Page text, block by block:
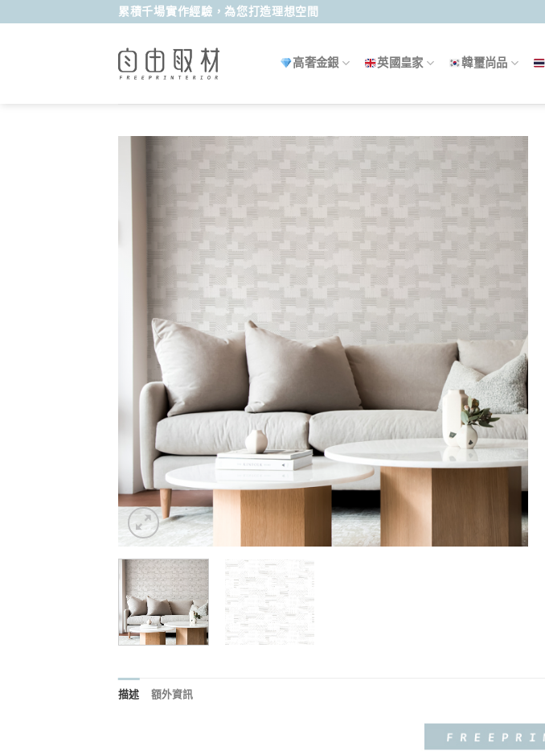
累積千場實作經驗，為您打造理想空間
高奢金銀 英國皇家 韓璽尚品
描述 額外資訊